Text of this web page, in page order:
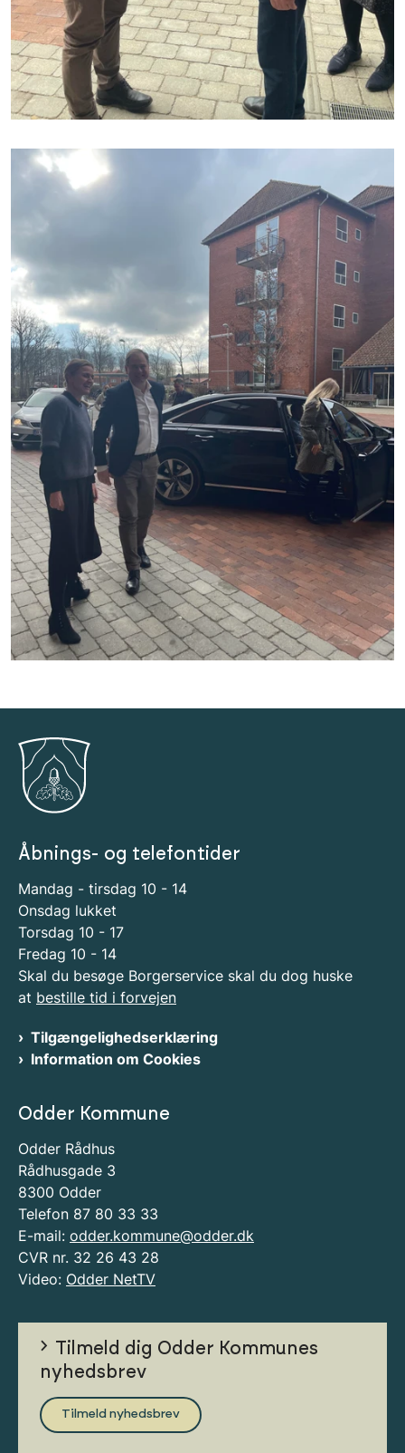
Åbnings- og telefontider
Mandag - tirsdag 10 - 14
Onsdag lukket
Torsdag 10 - 17
Fredag 10 - 14
Skal du besøge Borgerservice skal du dog huske
at bestille tid i forvejen
Tilgængelighedserklæring
Information om Cookies
Odder Kommune
Odder Rådhus
Rådhusgade 3
8300 Odder
Telefon 87 80 33 33
E-mail: odder.kommune@odder.dk
CVR nr. 32 26 43 28
Video: Odder NetTV
Tilmeld dig Odder Kommunes
nyhedsbrev
Tilmeld nyhedsbrev